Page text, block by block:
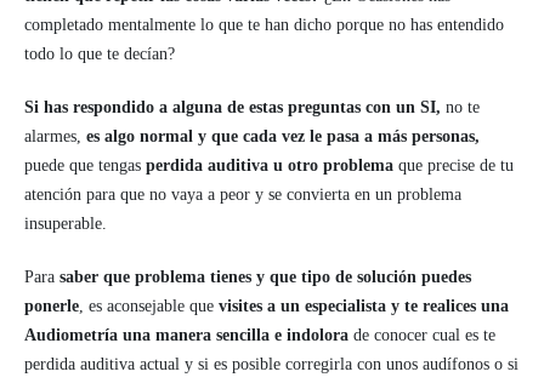
completado mentalmente lo que te han dicho porque no has entendido
todo lo que te decían?
Si has respondido a alguna de estas preguntas con un SI, no te
alarmes, es algo normal y que cada vez le pasa a más personas,
puede que tengas perdida auditiva u otro problema que precise de tu
atención para que no vaya a peor y se convierta en un problema
insuperable.
Para saber que problema tienes y que tipo de solución puedes
ponerle, es aconsejable que visites a un especialista y te realices una
Audiometría una manera sencilla e indolora de conocer cual es te
perdida auditiva actual y si es posible corregirla con unos audífonos o si